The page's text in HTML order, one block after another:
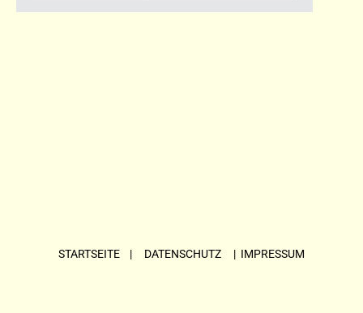
STARTSEITE | DATENSCHUTZ | IMPRESSUM